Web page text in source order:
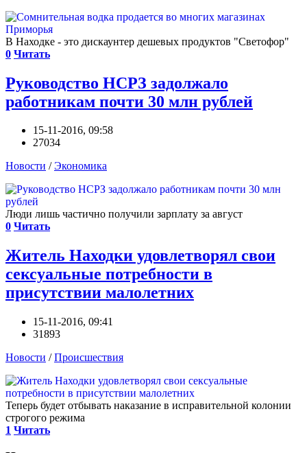
В Находке - это дискаунтер дешевых продуктов "Светофор"
0 Читать
Руководство НСРЗ задолжало
работникам почти 30 млн рублей
15-11-2016, 09:58
27034
Новости /Экономика
Люди лишь частично получили зарплату за август
0 Читать
Житель Находки удовлетворял свои
сексуальные потребности в
присутствии малолетних
15-11-2016, 09:41
31893
Новости /Происшествия
Теперь будет отбывать наказание в исправительной колонии
строгого режима
1 Читать